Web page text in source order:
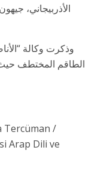
الأذربيجاني،
وذكرت وكالة
الطاقم المختطف حيث
Tercüman /
Arap Dili ve